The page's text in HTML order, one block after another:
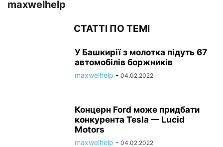
maxwelhelp
СТАТТІ ПО ТЕМІ
У Башкирії з молотка підуть 67
автомобілів боржників
maxwelhelp - 04.02.2022
Концерн Ford може придбати
конкурента Tesla — Lucid
Motors
maxwelhelp - 04.02.2022